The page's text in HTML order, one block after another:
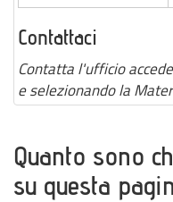
Contattaci
Contatta l'ufficio
e selezionando la
Quanto sono
su questa